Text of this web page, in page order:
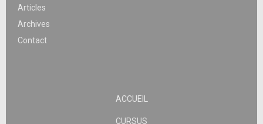
Articles
Archives
Contact
ACCUEIL
CURSUS